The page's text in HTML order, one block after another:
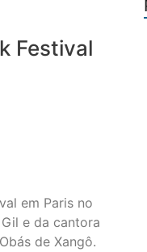
Festival
em Paris no
e da cantora
de Xangô.